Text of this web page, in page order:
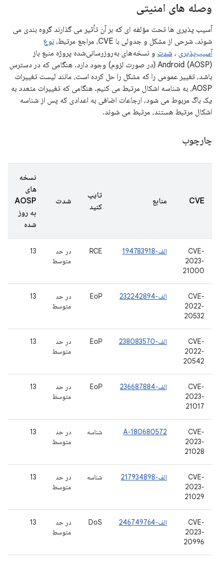
وصله های امنیتی
آسیب پذیری ها تحت مؤلفه ای که بر آن تأثیر می گذارند گروه بندی می
شوند. شرحی از مشکل و جدولی با CVE، مراجع مرتبط،
نوع
آسیب‌پذیری ، شدت و نسخه‌های به‌روزرسانی‌شده پروژه منبع باز
Android (AOSP) (در صورت لزوم) وجود دارد. هنگامی که در دسترس
باشد، تغییر عمومی را که مشکل را حل کرده است، مانند لیست تغییرات
AOSP، به شناسه اشکال مرتبط می کنیم. هنگامی که تغییرات متعدد به
یک باگ مربوط می شود، ارجاعات اضافی به اعدادی که پس از شناسه
اشکال مرتبط هستند، مرتبط می شوند.
چارچوب
CVE منابع
تایپ
کنید
شدت
نسخه
های
AOSP
به روز
شده
CVE-
2023-
21000
الف-194783918 RCE
در حد
متوسط
13
CVE-
2022-
20532
الف-232242894 EoP
در حد
متوسط
13
CVE-
2022-
20542
الف-238083570 EoP
در حد
متوسط
13
CVE-
2023-
21017
الف-236687884 EoP
در حد
متوسط
13
CVE-
2023-
21028
A-180680572 شناسه
در حد
متوسط
13
CVE-
2023-
21029
الف-217934898 شناسه
در حد
متوسط
13
CVE-
2023-
20996
الف-246749764 DoS
در حد
متوسط
13